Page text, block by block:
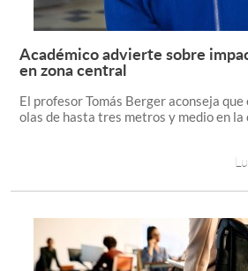
Académico advierte sobre
en zona central
El profesor Tomás Berger aconseja
olas de hasta tres metros y medio en la